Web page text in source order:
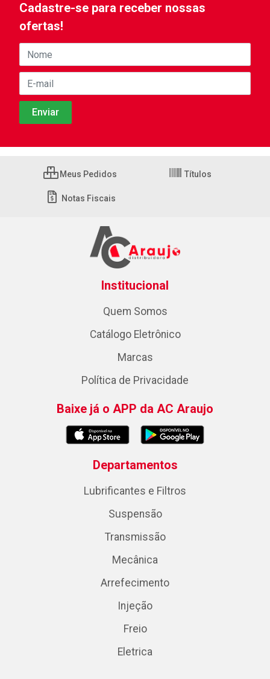
Cadastre-se para receber nossas
ofertas!
Meus Pedidos Títulos
Notas Fiscais
Institucional
Quem Somos
Catálogo Eletrônico
Marcas
Política de Privacidade
Baixe já o APP da AC Araujo
Departamentos
Lubrificantes e Filtros
Suspensão
Transmissão
Mecânica
Arrefecimento
Injeção
Freio
Eletrica